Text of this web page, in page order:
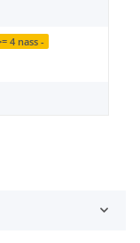
4 nass -